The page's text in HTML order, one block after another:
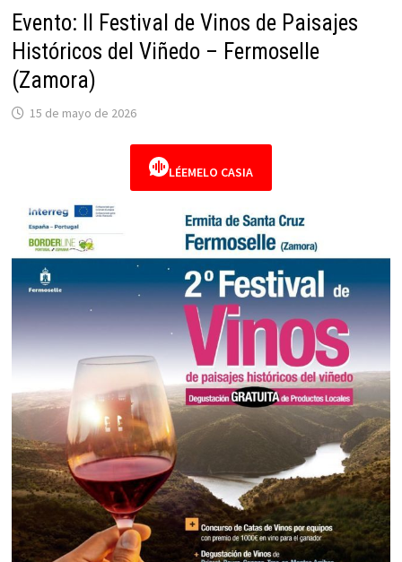
Evento: II Festival de Vinos de Paisajes
Históricos del Viñedo – Fermoselle
(Zamora)
15 de mayo de 2026
LÉEMELO CASIA